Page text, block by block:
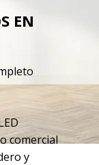
EN
comercial
y